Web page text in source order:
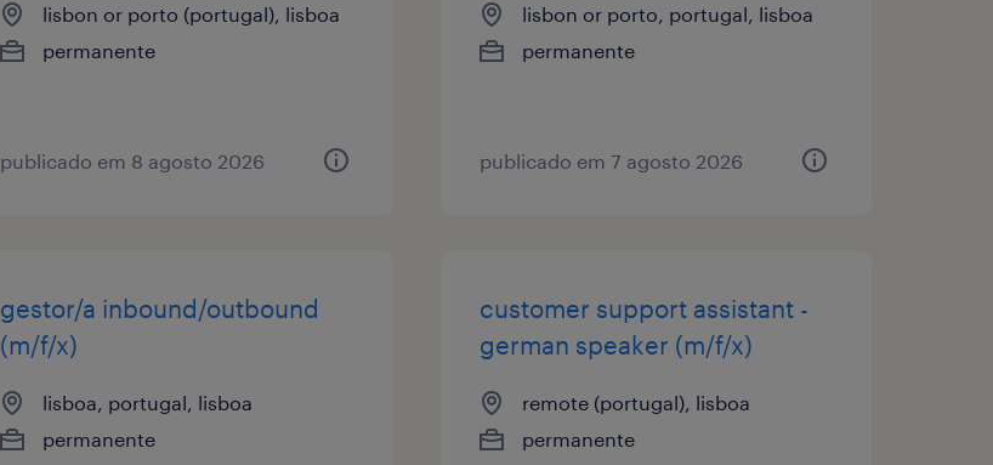
lisbon or porto (portugal), lisboa
permanente
publicado em 8 agosto 2026
lisbon or porto, portugal, lisboa
permanente
publicado em 7 agosto 2026
gestor/a inbound/outbound
(m/f/x)
lisboa, portugal, lisboa
permanente
customer support assistant -
german speaker (m/f/x)
remote (portugal), lisboa
permanente